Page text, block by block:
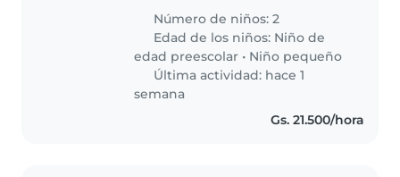
1 niño de 5 años próximo a
cumplir 6 y una niña de 1 año y
medio próximo a cumplir 2 ),
además..
Número de niños: 2
Edad de los niños: Niño de
edad preescolar • Niño pequeño
Última actividad: hace 1
semana
Gs. 21.500/hora